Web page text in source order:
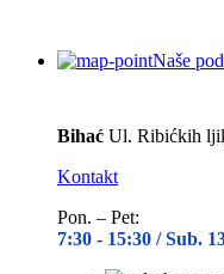
Naše
Bihać Ul. Ribićkih
Kontakt
Pon. – Pet:
7:30 - 15:30 / Sub.